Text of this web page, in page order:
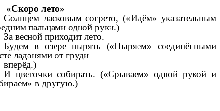
«Скоро лето»
Солнцем ласковым согрето, («Идём» указательным
пальцами одной руки.)
За весной приходит лето.
Будем в озере нырять («Ныряем» соединёнными
ладонями от груди
вперёд.)
И цветочки собирать. («Срываем» одной рукой и
в другую.)